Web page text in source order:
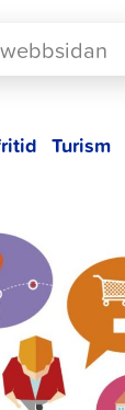
Turism